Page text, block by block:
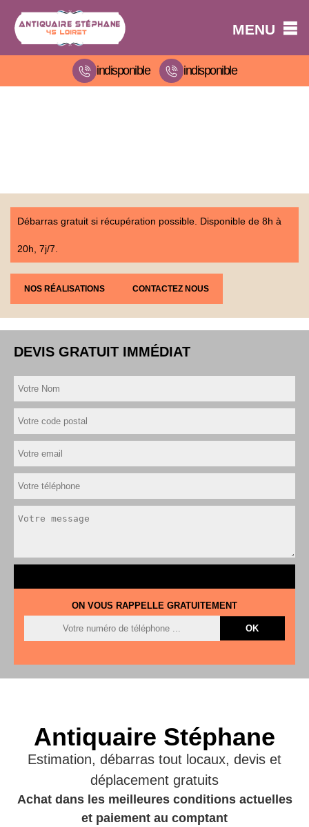
MENU
indisponible indisponible
Débarras gratuit si récupération possible. Disponible de 8h à
20h, 7j/7.
NOS RÉALISATIONS CONTACTEZ NOUS
DEVIS GRATUIT IMMÉDIAT
ON VOUS RAPPELLE GRATUITEMENT
Antiquaire Stéphane
Estimation, débarras tout locaux, devis et
déplacement gratuits
Achat dans les meilleures conditions actuelles
et paiement au comptant